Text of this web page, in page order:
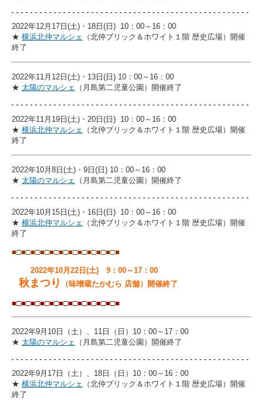
2022年12月17日(土)・18日(日) 10：00～16：00
★ 横浜北仲マルシェ （北仲ブリック＆ホワイト１階 歴史広場）開催
終了
2022年11月12日(土)・13日(日) 10：00～16：00
★ 太陽のマルシェ （月島第二児童公園）開催終了
2022年11月19日(土)・20日(日) 10：00～16：00
★ 横浜北仲マルシェ （北仲ブリック＆ホワイト１階 歴史広場）開催
終了
2022年10月8日(土)・9日(日) 10：00～16：00
★ 太陽のマルシェ （月島第二児童公園）開催終了
2022年10月15日(土)・16日(日) 10：00～16：00
★ 横浜北仲マルシェ
（北仲ブリック＆ホワイト１階 歴史広場）開催
終了
■□■□■□■□■□■□■□■□■□■□■□■
2022年10月22日(土) 9：00～17：00
秋まつり （味噌蔵たかむら 店舗）開催終了
■□■□■□■□■□■□■□■□■□■□■□■
2022年9月10日（土）、11日（日）10：00～17：00
★ 太陽のマルシェ （月島第二児童公園）開催終了
2022年9月17日（土）、18日（日）10：00～16：00
★ 横浜北仲マルシェ （北仲ブリック＆ホワイト１階 歴史広場）開催
終了